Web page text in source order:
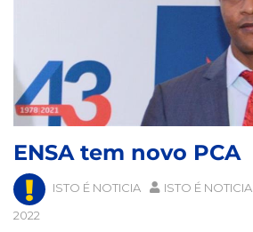
ENSA tem novo PCA
ISTO É NOTICIA ISTO É NOTICIA
2022